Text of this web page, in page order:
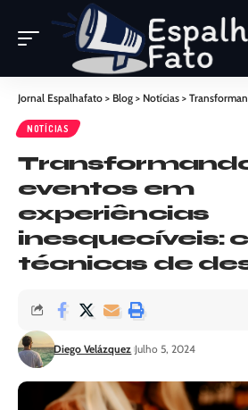
Jornal Espalhafato > Blog > Notícias > Transformando eventos
NOTÍCIAS
eventos em
experiências
inesquecíveis:
técnicas de
Diego Velázquez Julho 5, 2024